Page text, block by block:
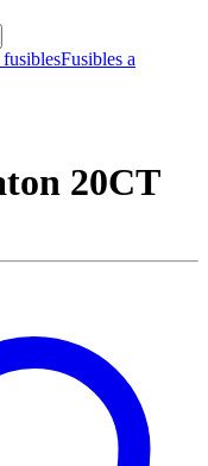
fusiblesFusibles a
20CT